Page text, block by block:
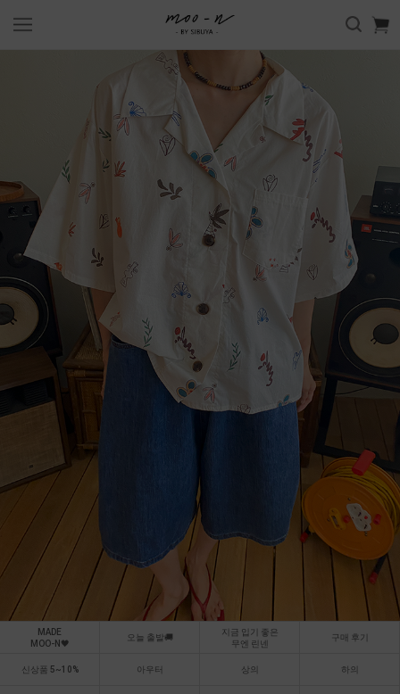
MADE
MOO-N🖤
오늘 출발🚚
지금 입기 좋은
무엔 린넨
구매 후기
신상품 5~10% 아우터 상의 하의